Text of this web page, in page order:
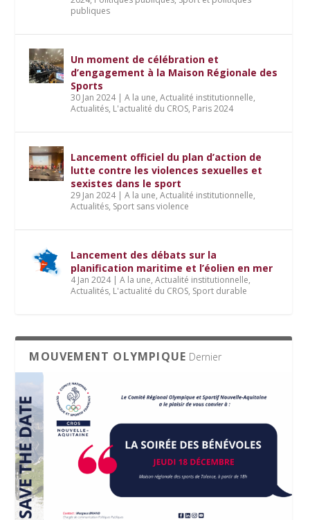
publiques
Un moment de célébration et
d’engagement à la Maison Régionale des
Sports
30 Jan 2024|A la une,Actualité institutionnelle,
Actualités, L'actualité du CROS, Paris 2024
Lancement officiel du plan d’action de
lutte contre les violences sexuelles et
sexistes dans le sport
29 Jan 2024|A la une,Actualité institutionnelle,
Actualités, Sport sans violence
Lancement des débats sur la
planification maritime et l’éolien en mer
4 Jan 2024|A la une,Actualité institutionnelle,
Actualités, L'actualité du CROS, Sport durable
MOUVEMENT OLYMPIQUE Dernier